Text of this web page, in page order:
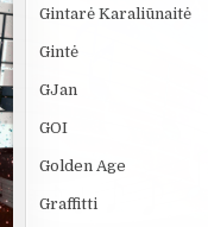
Gintarė Karaliūnaitė
Gintė
GJan
GOI
Golden Age
Graffitti